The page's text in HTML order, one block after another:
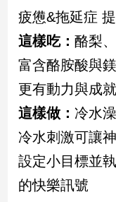
觀
兩
岸/
國
際
會/
地
方
新
疲憊&拖延症
這樣吃：酪梨
富含酪胺酸與
更有動力與成
這樣做：冷水
冷水刺激可讓
設定小目標並
的快樂訊號